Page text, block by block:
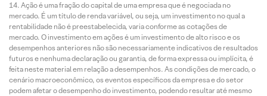
Ação é uma fração do capital de uma empresa que é negociada no
mercado. É um título de renda variável, ou seja, um investimento no qual a
rentabilidade não é preestabelecida, varia conforme as cotações de
mercado. O investimento em ações é um investimento de alto risco e os
desempenhos anteriores não são necessariamente indicativos de resultados
futuros e nenhuma declaração ou garantia, de forma expressa ou implícita, é
feita neste material em relação a desempenhos. As condições de mercado, o
cenário macroeconômico, os eventos específicos da empresa e do setor
podem afetar o desempenho do investimento, podendo resultar até mesmo